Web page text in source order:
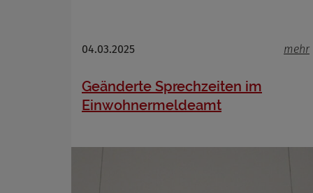
04.03.2025 mehr
Geänderte Sprechzeiten im
Einwohnermeldeamt
Anbieter